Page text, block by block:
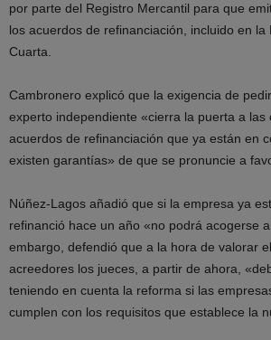
por parte del Registro Mercantil para que
los acuerdos de refinanciación, incluido en la
Cuarta.
Cambronero explicó que la exigencia de
experto independiente «cierra la puerta a las
acuerdos de refinanciación que ya están en
existen garantías» de que se pronuncie a
Núñez-Lagos añadió que si la empresa ya
refinanció hace un año «no podrá acogerse
embargo, defendió que a la hora de valorar
acreedores los jueces, a partir de ahora,
teniendo en cuenta la reforma si las
cumplen con los requisitos que establece la